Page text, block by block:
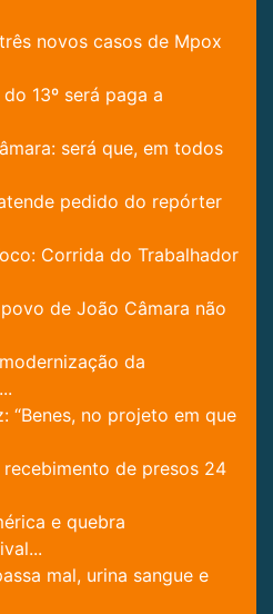
novos casos de Mpox
13º será paga a
será que, em todos
pedido do repórter
Corrida do Trabalhador
de João Câmara não
da
“Benes, no projeto em que
recebimento de presos 24
e quebra
mal, urina sangue e